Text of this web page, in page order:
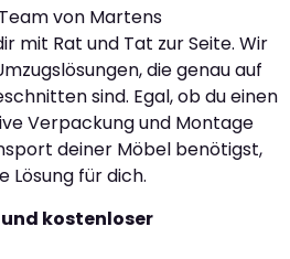
von Martens
mit Rat und Tat zur Seite. Wir
die genau auf
sind. Egal, ob du einen
Verpackung und Montage
deiner Möbel benötigst,
Lösung für dich.
kostenloser